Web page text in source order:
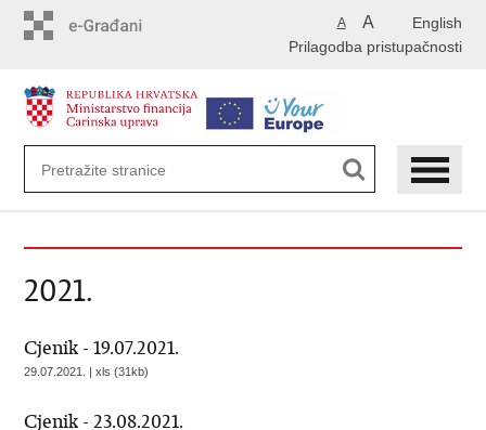
English
A A
Prilagodba pristupačnosti
2021.
Cjenik - 19.07.2021.
29.07.2021. | xls (31kb)
Cjenik - 23.08.2021.